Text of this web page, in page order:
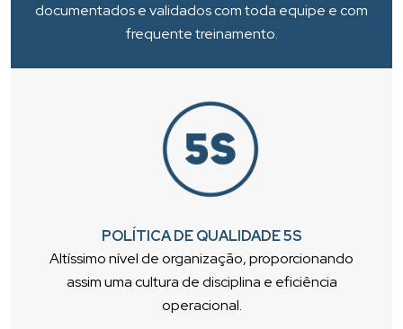
documentados e validados com toda equipe e com
frequente treinamento.
POLÍTICA DE QUALIDADE 5S
Altíssimo nível de organização, proporcionando
assim uma cultura de disciplina e eficiência
operacional.